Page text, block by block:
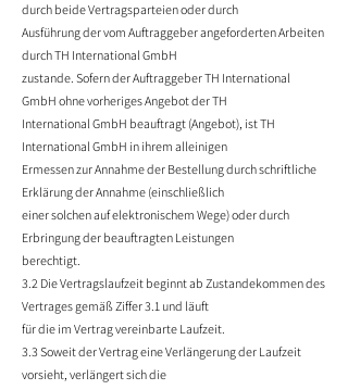
durch beide Vertragsparteien oder durch
Ausführung der vom Auftraggeber angeforderten Arbeiten
durch TH International GmbH
zustande. Sofern der Auftraggeber TH International
GmbH ohne vorheriges Angebot der TH
International GmbH beauftragt (Angebot), ist TH
International GmbH in ihrem alleinigen
Ermessen zur Annahme der Bestellung durch schriftliche
Erklärung der Annahme (einschließlich
einer solchen auf elektronischem Wege) oder durch
Erbringung der beauftragten Leistungen
berechtigt.
3.2 Die Vertragslaufzeit beginnt ab Zustandekommen des
Vertrages gemäß Ziffer 3.1 und läuft
für die im Vertrag vereinbarte Laufzeit.
3.3 Soweit der Vertrag eine Verlängerung der Laufzeit
vorsieht, verlängert sich die